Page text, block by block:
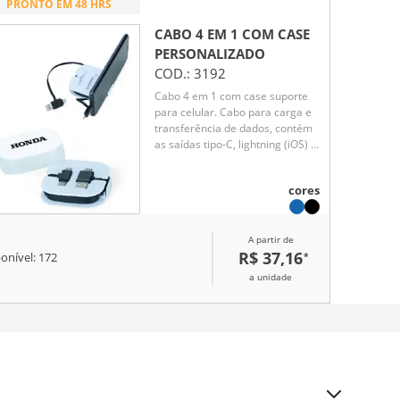
PRONTO EM 48 HRS
CABO 4 EM 1 COM CASE
PERSONALIZADO
COD.: 3192
Cabo 4 em 1 com case suporte
para celular. Cabo para carga e
transferência de dados, contém
as saídas tipo-C, lightning (iOS) e
cores
172
A partir de
R$ 37,16*
a unidade